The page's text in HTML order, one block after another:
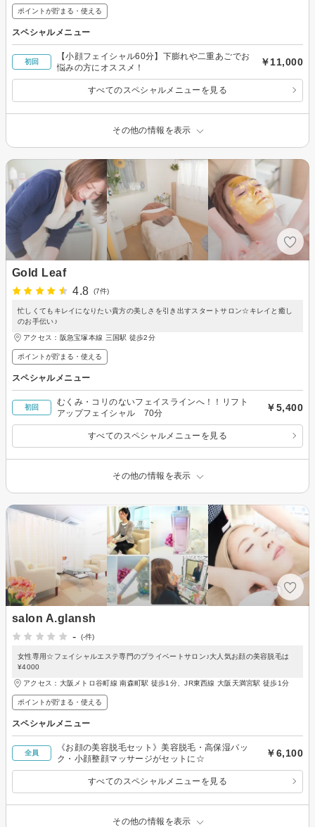
ポイントが貯まる・使える
スペシャルメニュー
初回
【小顔フェイシャル60分】下膨れや二重あごでお
悩みの方にオススメ！
￥11,000
すべてのスペシャルメニューを見る
その他の情報を表示
Gold Leaf
4.8
(7件)
忙しくてもキレイになりたい貴方の美しさを引き出すスタートサロン☆キレイと癒し
のお手伝い♪
アクセス：阪急宝塚本線 三国駅 徒歩2分
ポイントが貯まる・使える
スペシャルメニュー
初回
むくみ・コリのないフェイスラインへ！！リフト
アップフェイシャル 70分
￥5,400
すべてのスペシャルメニューを見る
その他の情報を表示
salon A.glansh
-
(-件)
女性専用☆フェイシャルエステ専門のプライベートサロン♪大人気お顔の美容脱毛は
¥4000
アクセス：大阪メトロ谷町線 南森町駅 徒歩1分、JR東西線 大阪天満宮駅 徒歩1分
ポイントが貯まる・使える
スペシャルメニュー
全員
《お顔の美容脱毛セット》美容脱毛・高保湿パッ
ク・小顔整顔マッサージがセットに☆
￥6,100
すべてのスペシャルメニューを見る
その他の情報を表示